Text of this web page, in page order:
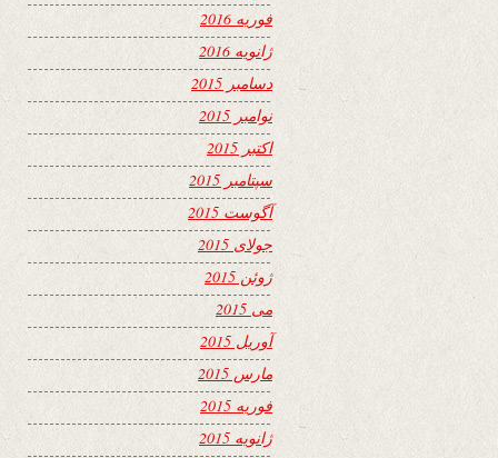
فوریه 2016
ژانویه 2016
دسامبر 2015
نوامبر 2015
اکتبر 2015
سپتامبر 2015
آگوست 2015
جولای 2015
ژوئن 2015
می 2015
آوریل 2015
مارس 2015
فوریه 2015
ژانویه 2015